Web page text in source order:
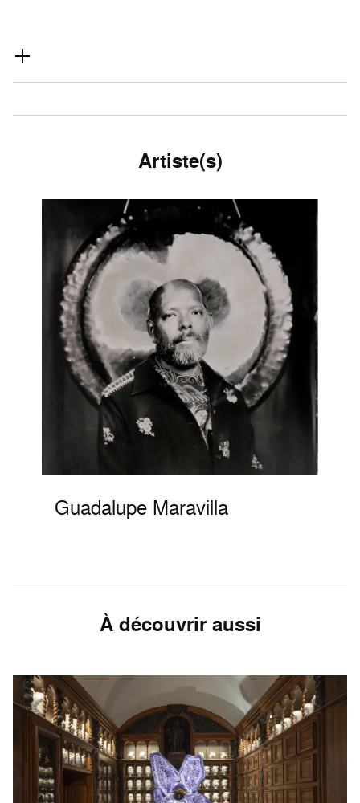
Artiste(s)
Guadalupe Maravilla
À découvrir aussi